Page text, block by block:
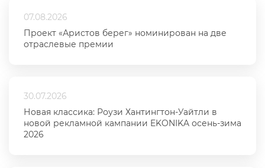
07.08.2026
Проект «Аристов берег» номинирован на две
отраслевые премии
30.07.2026
Новая классика: Роузи Хантингтон-Уайтли в
новой рекламной кампании EKONIKA осень-зима
2026